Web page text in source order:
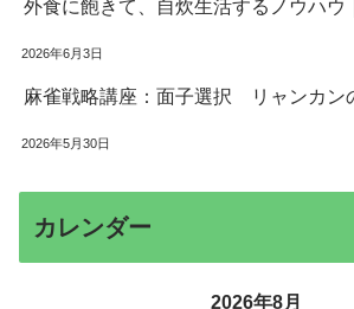
外食に飽きて、自炊生活するノウハウ
2026年6月3日
麻雀戦略講座：面子選択 リャンカン
2026年5月30日
カレンダー
2026年8月